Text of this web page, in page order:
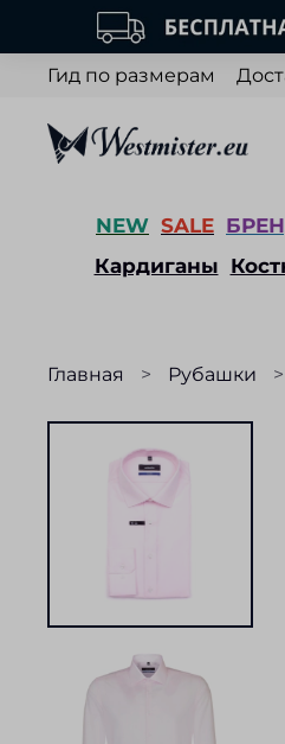
Гид по размерам
NEW SALE
Кардиганы
Главная Рубашки